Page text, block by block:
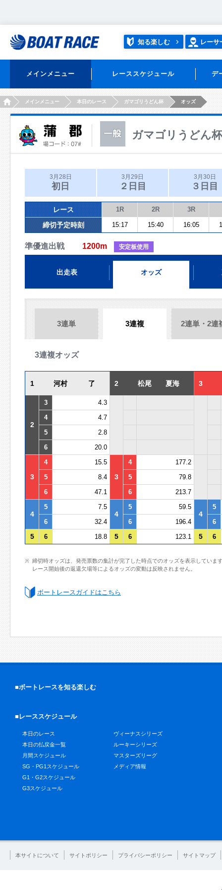
知る楽しむ レーサ
メインメニュー レーススケジュール デ
HOMEメインメニュー 本日のレース ガマゴリうどん杯 オッズ
ガマゴリうどん杯
3月28日
初日
3月29日
２日目
3月30日
３日目
レース 1R 2R 3R
締切予定時刻 15:17 15:40 16:05
準優進出戦 1200m 安定板使用
出走表 オッズ
3連単 3連複 2連単・2連
3連複オッズ
1 河村 了 2 松尾 夏海 3
2
3
4.3
4
4.7
5
2.8
6
20.0
3
4 15.5
3
4
177.2
5
8.4 5
79.8
6
47.1 6 213.7
4
5 7.5
4
5 59.5
4
5
6
32.4 6 196.4 6
5 6 18.8 5 6 123.1 5 6
締切時オッズは、発売票数の集計が完了した時点でのオッズを表示していま
レース開始後の返還欠場等によるオッズの変動は反映されません。
ボートレースガイドはこちら
■ボートレースを知る楽しむ
■レーススケジュール
本日のレース
本日の払戻金一覧
月間スケジュール
SG・PG1スケジュール
G1・G2スケジュール
G3スケジュール
ヴィーナスシリーズ
ルーキーシリーズ
マスターズリーグ
メディア情報
本サイトについて サイトポリシー プライバシーポリシー サイトマップ